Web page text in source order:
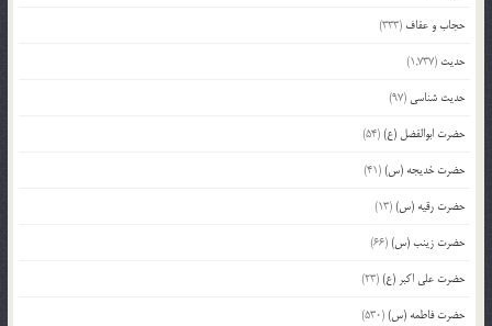
حجاب و عفاف (333)
حدیث (1,737)
حدیث شناسی (97)
حضرت ابوالفضل (ع)(54)
حضرت خدیجه (س)(41)
حضرت رقیه (س)(13)
حضرت زینب (س)(66)
حضرت علی اکبر (ع)(23)
حضرت فاطمه (س)(530)